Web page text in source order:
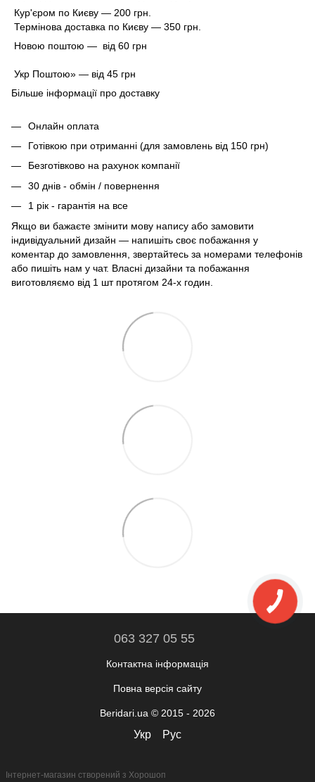
Кур'єром по Києву — 200 грн.
Термінова доставка по Києву — 350 грн.
Новою поштою — від 60 грн
Укр Поштою» — від 45 грн
Більше інформації про доставку
Онлайн оплата
Готівкою при отриманні (для замовлень від 150 грн)
Безготівково на рахунок компанії
30 днів - обмін / повернення
1 рік - гарантія на все
Якщо ви бажаєте змінити мову напису або замовити
індивідуальний дизайн — напишіть своє побажання у
коментар до замовлення, звертайтесь за номерами телефонів
або пишіть нам у чат. Власні дизайни та побажання
виготовляємо від 1 шт протягом 24-х годин.
063 327 05 55
Контактна інформація
Повна версія сайту
Beridari.ua © 2015 - 2026
Укр Рус
Інтернет-магазин створений з Хорошоп